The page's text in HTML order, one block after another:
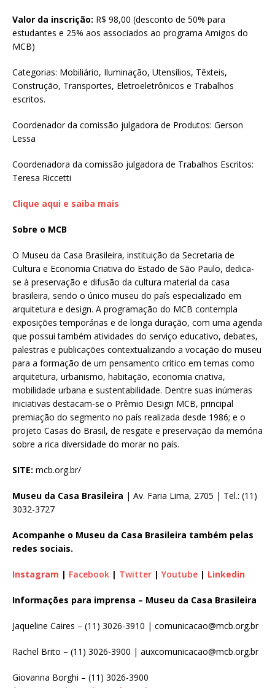
Valor da inscrição: R$ 98,00 (desconto de 50% para
estudantes e 25% aos associados ao programa Amigos do
MCB)
Categorias: Mobiliário, Iluminação, Utensílios, Têxteis,
Construção, Transportes, Eletroeletrônicos e Trabalhos
escritos.
Coordenador da comissão julgadora de Produtos: Gerson
Lessa
Coordenadora da comissão julgadora de Trabalhos Escritos:
Teresa Riccetti
Clique aqui e saiba mais
Sobre o MCB
O Museu da Casa Brasileira, instituição da Secretaria de
Cultura e Economia Criativa do Estado de São Paulo, dedica-
se à preservação e difusão da cultura material da casa
brasileira, sendo o único museu do país especializado em
arquitetura e design. A programação do MCB contempla
exposições temporárias e de longa duração, com uma agenda
que possui também atividades do serviço educativo, debates,
palestras e publicações contextualizando a vocação do museu
para a formação de um pensamento crítico em temas como
arquitetura, urbanismo, habitação, economia criativa,
mobilidade urbana e sustentabilidade. Dentre suas inúmeras
iniciativas destacam-se o Prêmio Design MCB, principal
premiação do segmento no país realizada desde 1986; e o
projeto Casas do Brasil, de resgate e preservação da memória
sobre a rica diversidade do morar no país.
SITE: mcb.org.br/
Museu da Casa Brasileira | Av. Faria Lima, 2705 | Tel.: (11)
3032-3727
Acompanhe o Museu da Casa Brasileira também pelas
redes sociais.
Instagram | Facebook | Twitter | Youtube | Linkedin
Informações para imprensa – Museu da Casa Brasileira
Jaqueline Caires – (11) 3026-3910 | comunicacao@mcb.org.br
Rachel Brito – (11) 3026-3900 | auxcomunicacao@mcb.org.br
Giovanna Borghi – (11) 3026-3900